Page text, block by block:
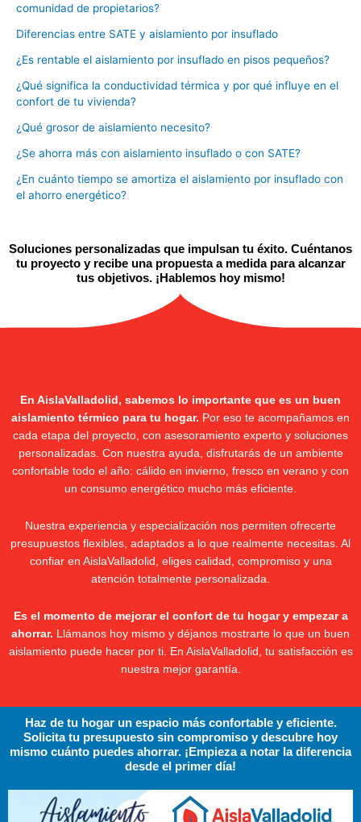
comunidad de propietarios?
Diferencias entre SATE y aislamiento por insuflado
¿Es rentable el aislamiento por insuflado en pisos pequeños?
¿Qué significa la conductividad térmica y por qué influye en el
confort de tu vivienda?
¿Qué grosor de aislamiento necesito?
¿Se ahorra más con aislamiento insuflado o con SATE?
¿En cuánto tiempo se amortiza el aislamiento por insuflado con
el ahorro energético?
Soluciones personalizadas que impulsan tu éxito. Cuéntanos
tu proyecto y recibe una propuesta a medida para alcanzar
tus objetivos. ¡Hablemos hoy mismo!
En AislaValladolid, sabemos lo importante que es un buen
aislamiento térmico para tu hogar. Por eso te acompañamos en
cada etapa del proyecto, con asesoramiento experto y soluciones
personalizadas. Con nuestra ayuda, disfrutarás de un ambiente
confortable todo el año: cálido en invierno, fresco en verano y con
un consumo energético mucho más eficiente.
Nuestra experiencia y especialización nos permiten ofrecerte
presupuestos flexibles, adaptados a lo que realmente necesitas. Al
confiar en AislaValladolid, eliges calidad, compromiso y una
atención totalmente personalizada.
Es el momento de mejorar el confort de tu hogar y empezar a
ahorrar. Llámanos hoy mismo y déjanos mostrarte lo que un buen
aislamiento puede hacer por ti. En AislaValladolid, tu satisfacción es
nuestra mejor garantía.
Haz de tu hogar un espacio más confortable y eficiente.
Solicita tu presupuesto sin compromiso y descubre hoy
mismo cuánto puedes ahorrar. ¡Empieza a notar la diferencia
desde el primer día!